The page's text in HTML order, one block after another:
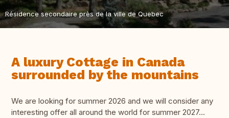
Résidence secondaire près de la ville de Quebec
A luxury Cottage in Canada
surrounded by the mountains
We are looking for summer 2026 and we will consider any
interesting offer all around the world for summer 2027...